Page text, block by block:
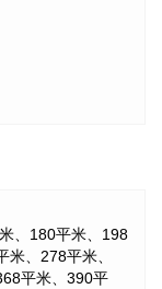
、180平米、198
、278平米、
平米、390平